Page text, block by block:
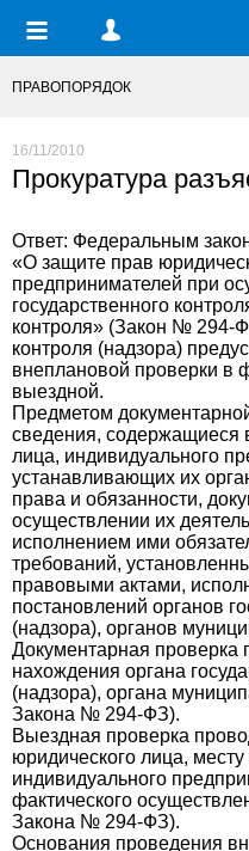
ПРАВОПОРЯДОК
16/11/2010
Прокуратура
Ответ: Федеральным
«О защите прав
предпринимателей при
государственного
контроля» (Закон № 294-
контроля (надзора)
внеплановой проверки в
выездной.
Предметом
сведения, содержащиеся
лица, индивидуального
устанавливающих их
права и обязанности,
осуществлении их
исполнением ими
требований,
правовыми актами,
постановлений органов
(надзора), органов
Документарная проверка
нахождения органа
(надзора), органа
Закона № 294-ФЗ).
Выездная проверка
юридического лица,
индивидуального
фактического
Закона № 294-ФЗ).
Основания проведения